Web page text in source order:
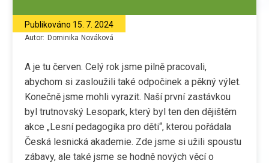
Publikováno 15. 7. 2024
Autor: Dominika Nováková
A je tu červen. Celý rok jsme pilně pracovali,
abychom si zasloužili také odpočinek a pěkný výlet.
Konečně jsme mohli vyrazit. Naší první zastávkou
byl trutnovský Lesopark, který byl ten den dějištěm
akce „Lesní pedagogika pro děti“, kterou pořádala
Česká lesnická akademie. Zde jsme si užili spoustu
zábavy, ale také jsme se hodně nových věcí o